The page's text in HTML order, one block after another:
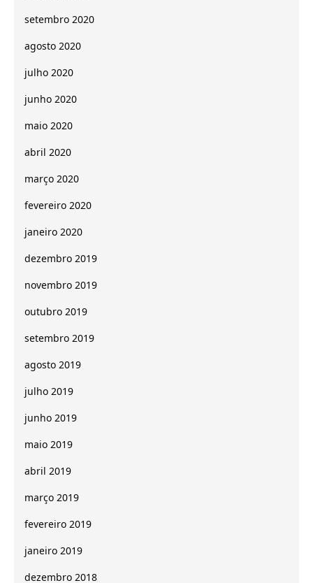
setembro 2020
agosto 2020
julho 2020
junho 2020
maio 2020
abril 2020
março 2020
fevereiro 2020
janeiro 2020
dezembro 2019
novembro 2019
outubro 2019
setembro 2019
agosto 2019
julho 2019
junho 2019
maio 2019
abril 2019
março 2019
fevereiro 2019
janeiro 2019
dezembro 2018